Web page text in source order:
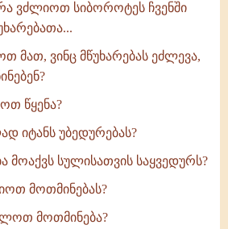
ვძლიოთ სიბოროტეს ჩვენში
მათ, ვინც მწუხარებას ეძლევა,
წყენა?
იტანს უბედურებას?
მოაქვს სულისათვის საყვედურს?
მოთმინებას?
მოთმინება?